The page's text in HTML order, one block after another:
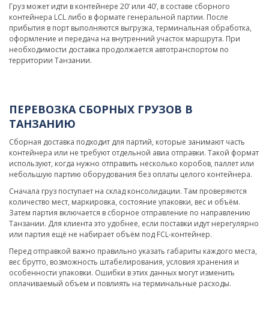
Груз может идти в контейнере 20’ или 40’, в составе сборного
контейнера LCL либо в формате генеральной партии. После
прибытия в порт выполняются выгрузка, терминальная обработка,
оформление и передача на внутренний участок маршрута. При
необходимости доставка продолжается автотранспортом по
территории Танзании.
ПЕРЕВОЗКА СБОРНЫХ ГРУЗОВ В
ТАНЗАНИЮ
Сборная доставка подходит для партий, которые занимают часть
контейнера или не требуют отдельной авиа отправки. Такой формат
используют, когда нужно отправить несколько коробов, паллет или
небольшую партию оборудования без оплаты целого контейнера.
Сначала груз поступает на склад консолидации. Там проверяются
количество мест, маркировка, состояние упаковки, вес и объём.
Затем партия включается в сборное отправление по направлению
Танзании. Для клиента это удобнее, если поставки идут нерегулярно
или партия ещё не набирает объём под FCL-контейнер.
Перед отправкой важно правильно указать габариты каждого места,
вес брутто, возможность штабелирования, условия хранения и
особенности упаковки. Ошибки в этих данных могут изменить
оплачиваемый объем и повлиять на терминальные расходы.